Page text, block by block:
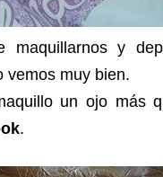
y
vemos muy bien.
un ojo más
.